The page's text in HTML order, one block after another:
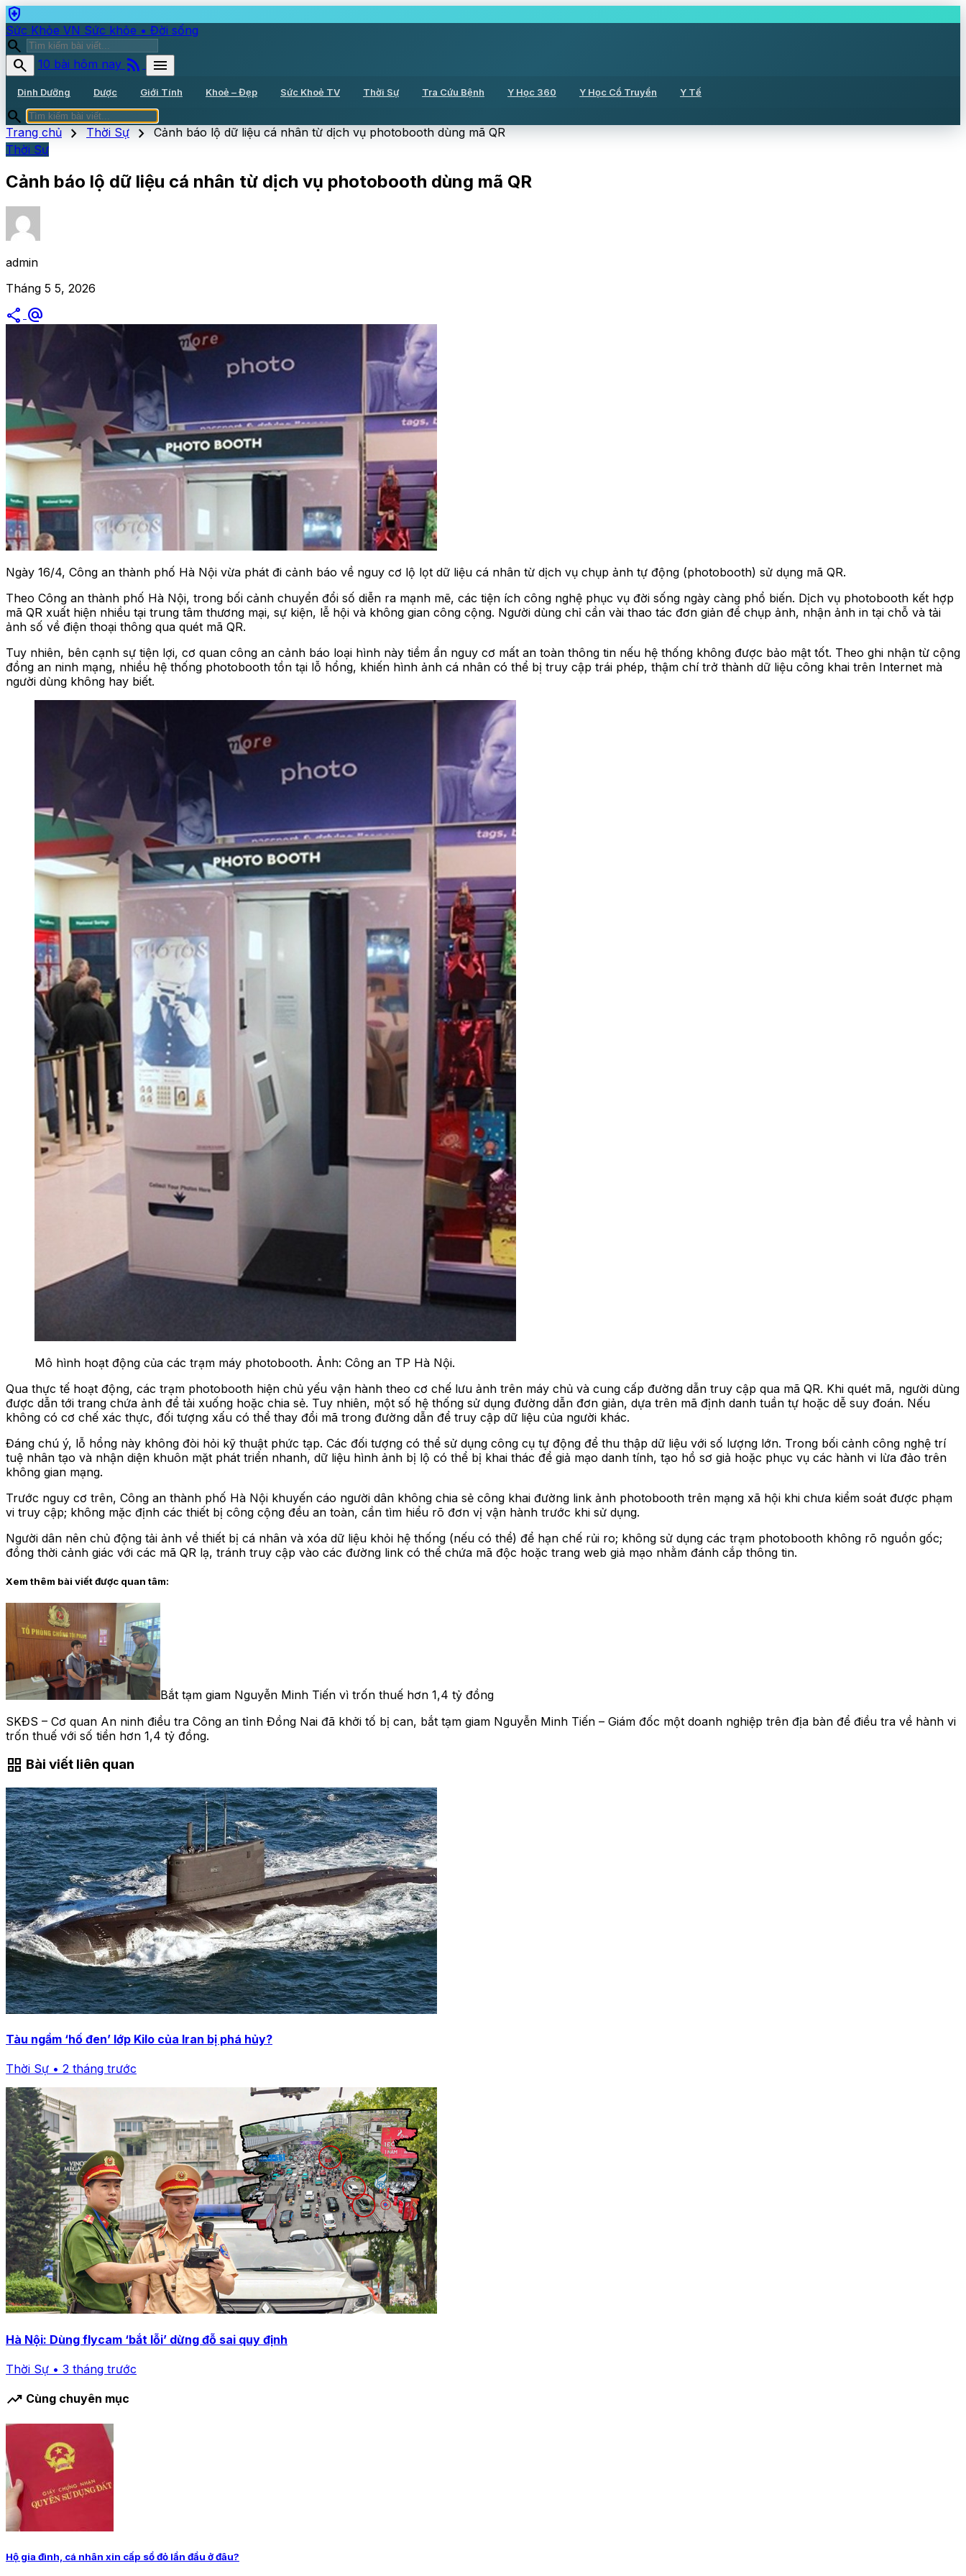
health_and_safety
Sức Khỏe VN Sức khỏe • Đời sống
search
search
10 bài hôm nay rss_feed menu
Dinh Dưỡng Dược Giới Tính Khoẻ – Đẹp Sức Khoẻ TV Thời Sự Tra Cứu Bệnh Y Học 360 Y Học Cổ Truyền Y Tế
search
Trang chủ chevron_right Thời Sự chevron_right Cảnh báo lộ dữ liệu cá nhân từ dịch vụ photobooth dùng mã QR
Thời Sự
Cảnh báo lộ dữ liệu cá nhân từ dịch vụ photobooth dùng mã QR
admin
Tháng 5 5, 2026
share alternate_email
Ngày 16/4, Công an thành phố Hà Nội vừa phát đi cảnh báo về nguy cơ lộ lọt dữ liệu cá nhân từ dịch vụ chụp ảnh tự động (photobooth) sử dụng mã QR.
Theo Công an thành phố Hà Nội, trong bối cảnh chuyển đổi số diễn ra mạnh mẽ, các tiện ích công nghệ phục vụ đời sống ngày càng phổ biến. Dịch vụ photobooth kết hợp
mã QR xuất hiện nhiều tại trung tâm thương mại, sự kiện, lễ hội và không gian công cộng. Người dùng chỉ cần vài thao tác đơn giản để chụp ảnh, nhận ảnh in tại chỗ và tải
ảnh số về điện thoại thông qua quét mã QR.
Tuy nhiên, bên cạnh sự tiện lợi, cơ quan công an cảnh báo loại hình này tiềm ẩn nguy cơ mất an toàn thông tin nếu hệ thống không được bảo mật tốt. Theo ghi nhận từ cộng
đồng an ninh mạng, nhiều hệ thống photobooth tồn tại lỗ hổng, khiến hình ảnh cá nhân có thể bị truy cập trái phép, thậm chí trở thành dữ liệu công khai trên Internet mà
người dùng không hay biết.
Mô hình hoạt động của các trạm máy photobooth. Ảnh: Công an TP Hà Nội.
Qua thực tế hoạt động, các trạm photobooth hiện chủ yếu vận hành theo cơ chế lưu ảnh trên máy chủ và cung cấp đường dẫn truy cập qua mã QR. Khi quét mã, người dùng
được dẫn tới trang chứa ảnh để tải xuống hoặc chia sẻ. Tuy nhiên, một số hệ thống sử dụng đường dẫn đơn giản, dựa trên mã định danh tuần tự hoặc dễ suy đoán. Nếu
không có cơ chế xác thực, đối tượng xấu có thể thay đổi mã trong đường dẫn để truy cập dữ liệu của người khác.
Đáng chú ý, lỗ hổng này không đòi hỏi kỹ thuật phức tạp. Các đối tượng có thể sử dụng công cụ tự động để thu thập dữ liệu với số lượng lớn. Trong bối cảnh công nghệ trí
tuệ nhân tạo và nhận diện khuôn mặt phát triển nhanh, dữ liệu hình ảnh bị lộ có thể bị khai thác để giả mạo danh tính, tạo hồ sơ giả hoặc phục vụ các hành vi lừa đảo trên
không gian mạng.
Trước nguy cơ trên, Công an thành phố Hà Nội khuyến cáo người dân không chia sẻ công khai đường link ảnh photobooth trên mạng xã hội khi chưa kiểm soát được phạm
vi truy cập; không mặc định các thiết bị công cộng đều an toàn, cần tìm hiểu rõ đơn vị vận hành trước khi sử dụng.
Người dân nên chủ động tải ảnh về thiết bị cá nhân và xóa dữ liệu khỏi hệ thống (nếu có thể) để hạn chế rủi ro; không sử dụng các trạm photobooth không rõ nguồn gốc;
đồng thời cảnh giác với các mã QR lạ, tránh truy cập vào các đường link có thể chứa mã độc hoặc trang web giả mạo nhằm đánh cắp thông tin.
Xem thêm bài viết được quan tâm:
Bắt tạm giam Nguyễn Minh Tiến vì trốn thuế hơn 1,4 tỷ đồng
SKĐS – Cơ quan An ninh điều tra Công an tỉnh Đồng Nai đã khởi tố bị can, bắt tạm giam Nguyễn Minh Tiến – Giám đốc một doanh nghiệp trên địa bàn để điều tra về hành vi
trốn thuế với số tiền hơn 1,4 tỷ đồng.
grid_view Bài viết liên quan
Tàu ngầm ‘hố đen’ lớp Kilo của Iran bị phá hủy?
Thời Sự • 2 tháng trước
Hà Nội: Dùng flycam ‘bắt lỗi’ dừng đỗ sai quy định
Thời Sự • 3 tháng trước
trending_up Cùng chuyên mục
Hộ gia đình, cá nhân xin cấp sổ đỏ lần đầu ở đâu?